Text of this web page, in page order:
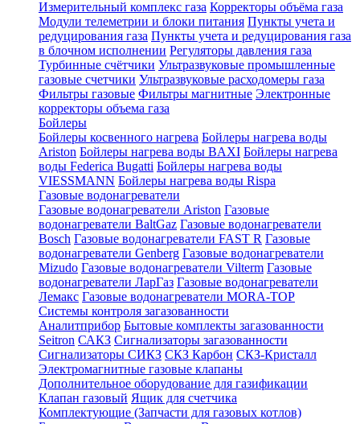
Измерительный комплекс газа Корректоры объёма газа
Модули телеметрии и блоки питания Пункты учета и
редуцирования газа Пункты учета и редуцирования газа
в блочном исполнении Регуляторы давления газа
Турбинные счётчики Ультразвуковые промышленные
газовые счетчики Ультразвуковые расходомеры газа
Фильтры газовые Фильтры магнитные Электронные
корректоры объема газа
Бойлеры
Бойлеры косвенного нагрева Бойлеры нагрева воды
Ariston Бойлеры нагрева воды BAXI Бойлеры нагрева
воды Federica Bugatti Бойлеры нагрева воды
VIESSMANN Бойлеры нагрева воды Rispa
Газовые водонагреватели
Газовые водонагреватели Ariston Газовые
водонагреватели BaltGaz Газовые водонагреватели
Bosch Газовые водонагреватели FAST R Газовые
водонагреватели Genberg Газовые водонагреватели
Mizudo Газовые водонагреватели Vilterm Газовые
водонагреватели ЛарГаз Газовые водонагреватели
Лемакс Газовые водонагреватели MORA-TOP
Системы контроля загазованности
Аналитприбор Бытовые комплекты загазованности
Seitron САКЗ Сигнализаторы загазованности
Сигнализаторы СИКЗ СКЗ Карбон СКЗ-Кристалл
Электромагнитные газовые клапаны
Дополнительное оборудование для газификации
Клапан газовый Ящик для счетчика
Комплектующие (Запчасти для газовых котлов)